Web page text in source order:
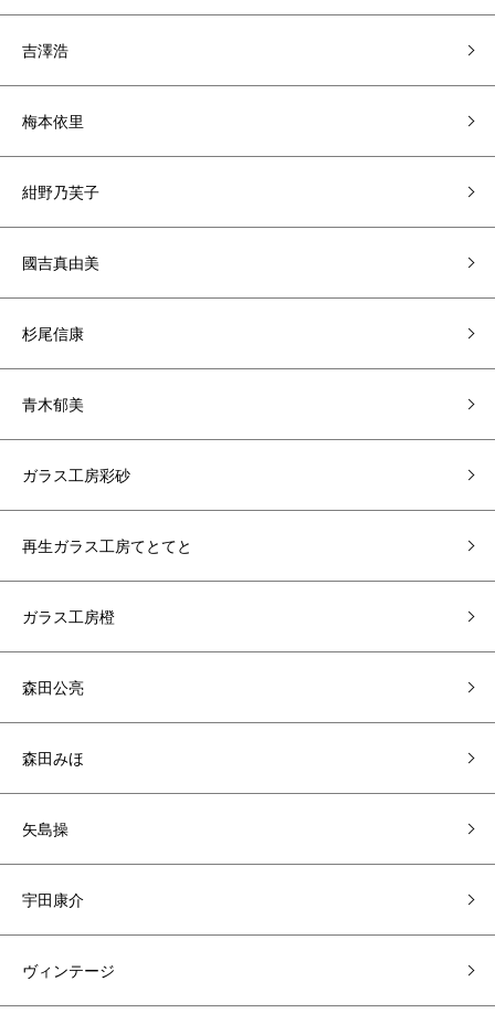
吉澤浩
梅本依里
紺野乃芙子
國吉真由美
杉尾信康
青木郁美
ガラス工房彩砂
再生ガラス工房てとてと
ガラス工房橙
森田公亮
森田みほ
矢島操
宇田康介
ヴィンテージ